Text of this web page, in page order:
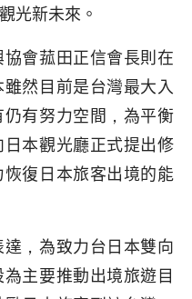
光新未來。
會菰田正信會長則在
然目前是台灣最大入
有努力空間，為平衡
本觀光廳正式提出修
復日本旅客出境的能
，為致力台日本雙向
主要推動出境旅遊目